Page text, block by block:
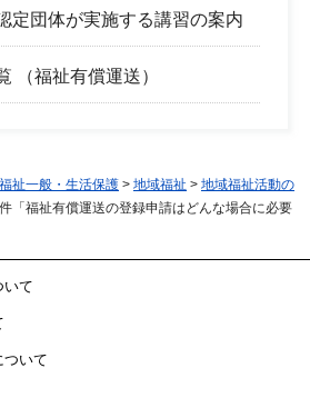
定団体が実施する講習の案内
（福祉有償運送）
福祉一般・生活保護 > 地域福祉 > 地域福祉活動の
「福祉有償運送の登録申請はどんな場合に必要
いて
ついて